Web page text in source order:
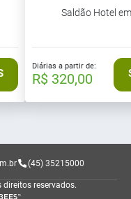
Saldão Hotel
Diárias a partir de:
R$ 320,00
(45) 35215000
direitos reservados.